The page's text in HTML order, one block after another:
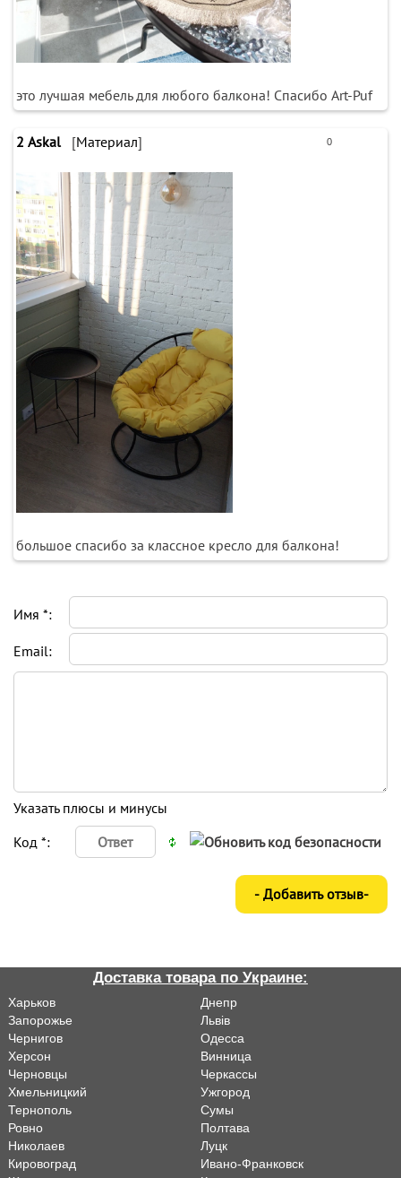
это лучшая мебель для любого балкона! Спасибо Art-Puf
0
2 Askal [Материал]
большое спасибо за классное кресло для балкона!
Имя *:
Email:
Указать плюсы и минусы
Код *:
Доставка товара по Украине:
Харьков
Днепр
Запорожье
Львiв
Чернигов
Одесса
Херсон
Винница
Черновцы
Черкассы
Хмельницкий
Ужгород
Тернополь
Сумы
Ровно
Полтава
Николаев
Луцк
Кировоград
Ивано-Франковск